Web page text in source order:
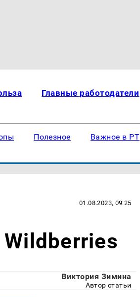
Главные работодатели
Полезное Важное в РТ
01.08.2023, 09:25
Виктория Зимина
Автор статьи